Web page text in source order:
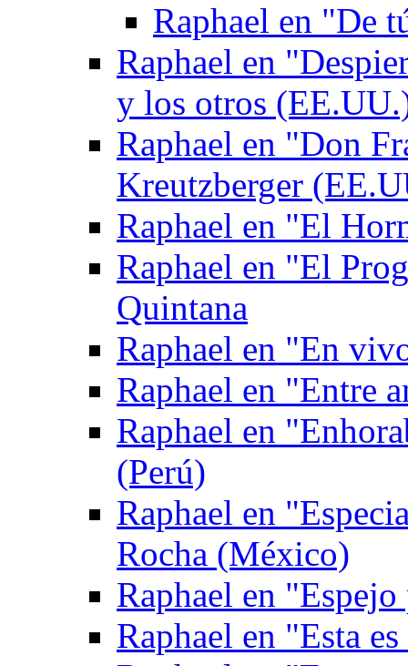
Raphael en "De
Raphael en
y los otros
Raphael en "Don
Kreutzberger
Raphael en "El
Raphael en "El
Quintana
Raphael en "En
Raphael en "Entre
Raphael en
(Perú)
Raphael en
Rocha (México)
Raphael en
Raphael en "Esta